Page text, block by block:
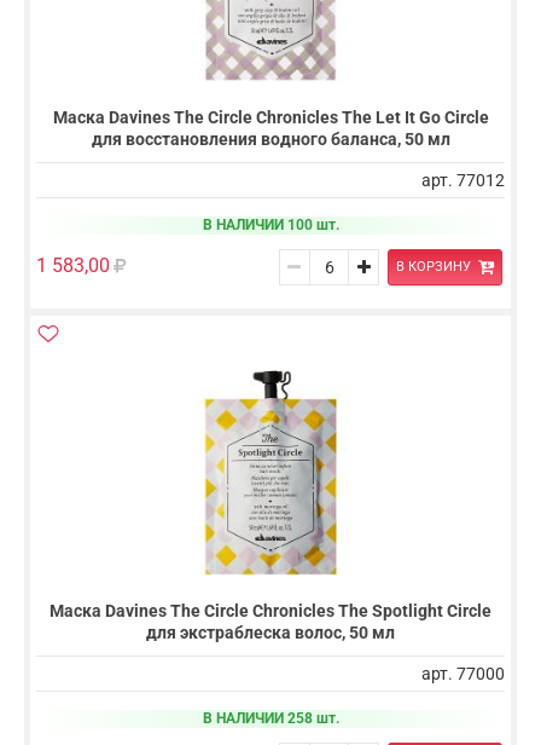
Маска Davines The Circle Chronicles The Let It Go Circle
для восстановления водного баланса, 50 мл
арт. 77012
В НАЛИЧИИ 100 шт.
1 583,00 В КОРЗИНУ
Маска Davines The Circle Chronicles The Spotlight Circle
для экстраблеска волос, 50 мл
арт. 77000
В НАЛИЧИИ 258 шт.